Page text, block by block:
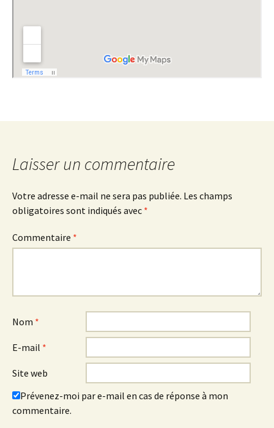
Laisser un commentaire
Votre adresse e-mail ne sera pas publiée. Les champs
obligatoires sont indiqués avec *
Commentaire *
Nom *
E-mail *
Site web
Prévenez-moi par e-mail en cas de réponse à mon
commentaire.